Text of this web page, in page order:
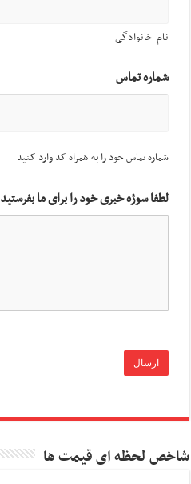
نام خانوادگی
شماره تماس
شماره تماس خود را به همراه کد وارد کنید
لطفا سوژه خبری خود را برای ما بفرستید
شاخص لحظه ای قیمت ها